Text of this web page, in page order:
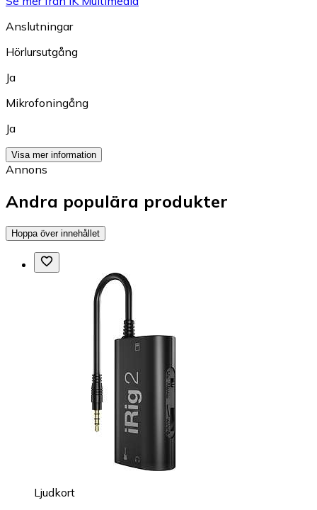
Anslutningar
Hörlursutgång
Ja
Mikrofoningång
Ja
Visa mer information
Annons
Andra populära produkter
Hoppa över innehållet
Ljudkort